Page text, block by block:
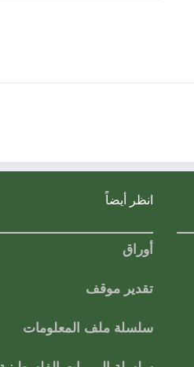
انظر أيضاً
أوراق
تقدير موقف
سلسلة ملف المعلومات